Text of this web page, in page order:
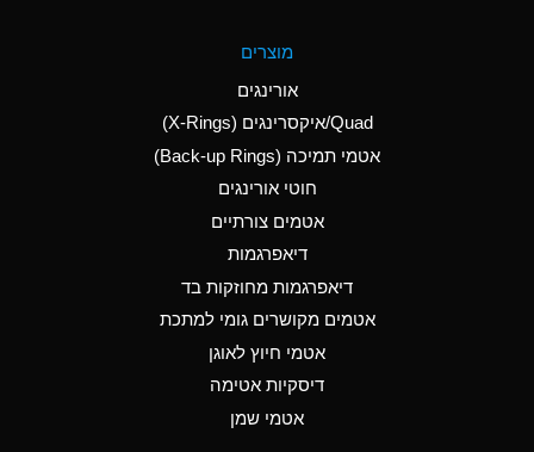
Aluminum Nitrate
(Aqueous)
Aluminum Phosphate
Ammonia Anhydrous
B
Ammonia Gas (cold)
A
Ammonia Gas (hot)
מוצרים
אורינגים
Quad/איקסרינגים (X-Rings)
אטמי תמיכה (Back-up Rings)
חוטי אורינגים
אטמים צורתיים
דיאפרגמות
דיאפרגמות מחוזקות בד
אטמים מקושרים גומי למתכת
אטמי חיוץ לאוגן
דיסקיות אטימה
אטמי שמן